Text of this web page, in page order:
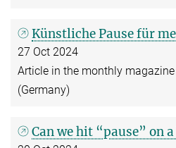
Künstliche Pause für
27 Oct 2024
Article in the monthly magazine
(Germany)
Can we hit “pause” on